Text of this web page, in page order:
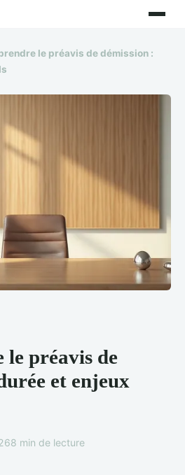
le préavis de démission :
le préavis de
et enjeux
8 min de lecture